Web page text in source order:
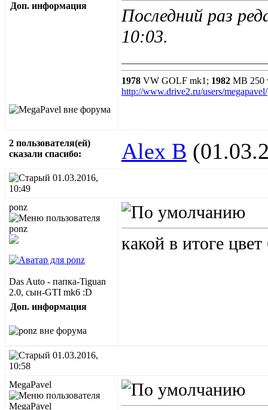
Доп. информация
Последний раз
10:03.
1978 VW GOLF mk1; 1982 MB 250
http://www.drive2.ru/users/megapavel/
2 пользователя(ей)
сказали cпасибо:
Alex B
01.03.2016,
10:49
ponz
Das Auto - папка-Tiguan
2.0, сын-GTI mk6 :D
Доп. информация
какой в итоге
01.03.2016,
10:58
MegaPavel